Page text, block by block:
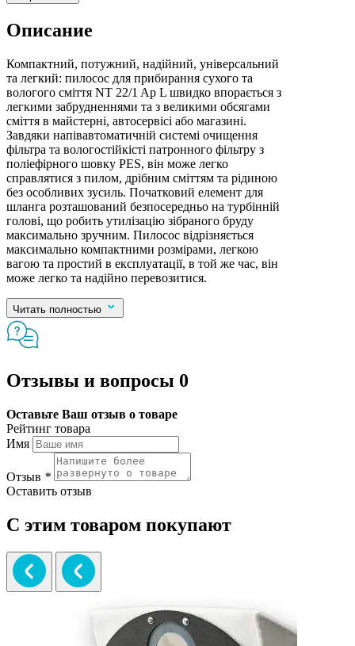
Описание
Компактний, потужний, надійний, універсальний
та легкий: пилосос для прибирання сухого та
вологого сміття NT 22/1 Ap L швидко впорається з
легкими забрудненнями та з великими обсягами
сміття в майстерні, автосервісі або магазині.
Завдяки напівавтоматичній системі очищення
фільтра та вологостійкісті патронного фільтру з
поліефірного шовку PES, він може легко
справлятися з пилом, дрібним сміттям та рідиною
без особливих зусиль. Початковий елемент для
шланга розташований безпосередньо на турбінній
голові, що робить утилізацію зібраного бруду
максимально зручним. Пилосос відрізняється
максимально компактними розмірами, легкою
вагою та простий в експлуатації, в той же час, він
може легко та надійно перевозитися.
Читать полностью
Отзывы и вопросы 0
Оставьте Ваш отзыв о товаре
Рейтинг товара
Имя
Отзыв *
Оставить отзыв
С этим товаром покупают